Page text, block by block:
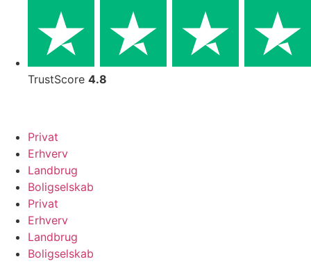
TrustScore 4.8
Privat
Erhverv
Landbrug
Boligselskab
Privat
Erhverv
Landbrug
Boligselskab